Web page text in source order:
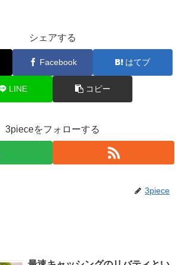
シェアする
Facebook はてブ
LINE コピー
3pieceをフォローする
3piece